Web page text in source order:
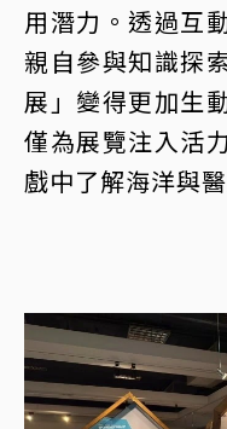
用潛力。透過互
親自參與知識探
展」變得更加生
僅為展覽注入活
戲中了解海洋與